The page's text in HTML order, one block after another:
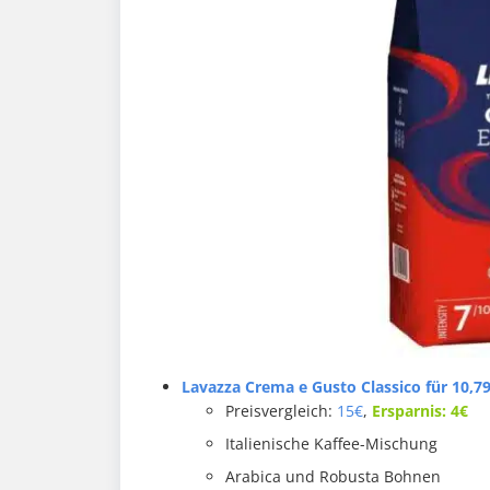
Lavazza Crema e Gusto Classico für
Preisvergleich: 15€, Ersparnis: 4€
Italienische Kaffee-Mischung
Arabica und Robusta Bohnen